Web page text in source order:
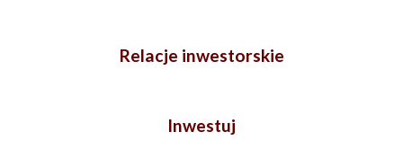
Relacje inwestorskie
Inwestuj